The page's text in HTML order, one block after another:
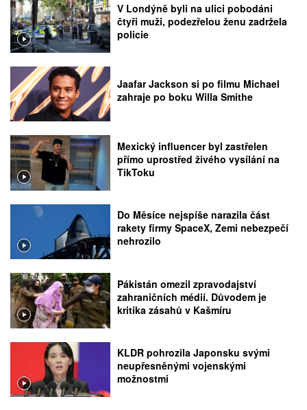
V Londýně byli na ulici pobodáni
čtyři muži, podezřelou ženu zadržela
policie
Jaafar Jackson si po filmu Michael
zahraje po boku Willa Smithe
Mexický influencer byl zastřelen
přímo uprostřed živého vysílání na
TikToku
Do Měsíce nejspíše narazila část
rakety firmy SpaceX, Zemi nebezpečí
nehrozilo
Pákistán omezil zpravodajství
zahraničních médií. Důvodem je
kritika zásahů v Kašmíru
KLDR pohrozila Japonsku svými
neupřesněnými vojenskými
možnostmi